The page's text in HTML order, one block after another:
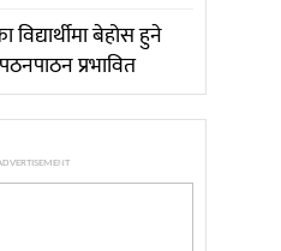
विद्यार्थीमा बेहोस हुने
प्रभावित